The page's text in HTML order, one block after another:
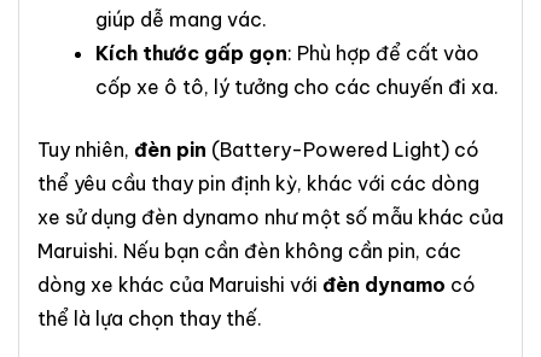
giúp dễ mang vác.
Kích thước gấp gọn: Phù hợp để cất vào
cốp xe ô tô, lý tưởng cho các chuyến đi xa.
Tuy nhiên, đèn pin (Battery-Powered Light) có
thể yêu cầu thay pin định kỳ, khác với các dòng
xe sử dụng đèn dynamo như một số mẫu khác của
Maruishi. Nếu bạn cần đèn không cần pin, các
dòng xe khác của Maruishi với đèn dynamo có
thể là lựa chọn thay thế.